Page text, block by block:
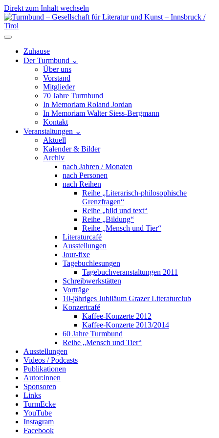
Direkt zum Inhalt wechseln
Hauptnavigation
Zuhause
Der Turmbund ⌄
Über uns
Vorstand
Mitglieder
70 Jahre Turmbund
In Memoriam Roland Jordan
In Memoriam Walter Siess-Bergmann
Kontakt
Veranstaltungen ⌄
Aktuell
Kalender & Bilder
Archiv
nach Jahren / Monaten
nach Personen
nach Reihen
Reihe „Literarisch-philosophische
Grenzfragen“
Reihe „bild und text“
Reihe „Bildung“
Reihe „Mensch und Tier“
Literaturcafé
Ausstellungen
Jour-fixe
Tagebuchlesungen
Tagebuchveranstaltungen 2011
Schreibwerkstätten
Vorträge
10-jähriges Jubiläum Grazer Literaturclub
Konzertcafé
Kaffee-Konzerte 2012
Kaffee-Konzerte 2013/2014
60 Jahre Turmbund
Reihe „Mensch und Tier“
Ausstellungen
Videos / Podcasts
Publikationen
Autor:innen
Sponsoren
Links
TurmEcke
YouTube
Instagram
Facebook